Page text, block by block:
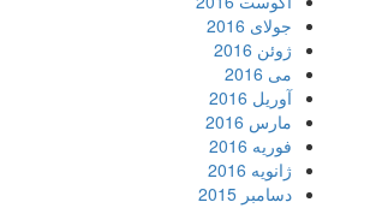
جولای 2016
ژوئن 2016
می 2016
آوریل 2016
مارس 2016
فوریه 2016
ژانویه 2016
دسامبر 2015